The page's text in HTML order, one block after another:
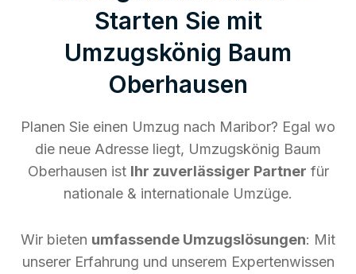
Starten Sie mit
Umzugskönig Baum
Oberhausen
Planen Sie einen Umzug nach Maribor? Egal wo
die neue Adresse liegt, Umzugskönig Baum
Oberhausen ist Ihr zuverlässiger Partner für
nationale & internationale Umzüge.
Wir bieten umfassende Umzugslösungen: Mit
unserer Erfahrung und unserem Expertenwissen